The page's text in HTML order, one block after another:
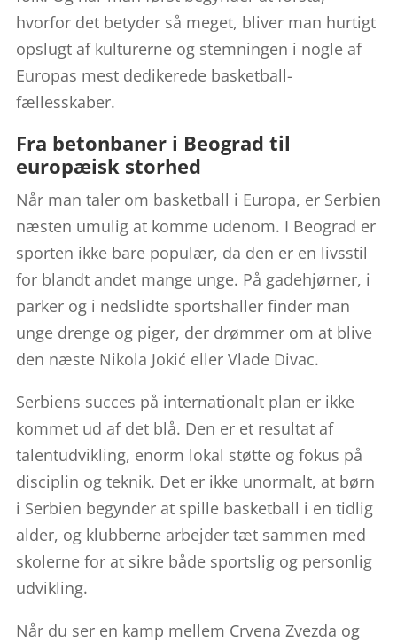
hvorfor det betyder så meget, bliver man hurtigt
opslugt af kulturerne og stemningen i nogle af
Europas mest dedikerede basketball-
fællesskaber.
Fra betonbaner i Beograd til
europæisk storhed
Når man taler om basketball i Europa, er Serbien
næsten umulig at komme udenom. I Beograd er
sporten ikke bare populær, da den er en livsstil
for blandt andet mange unge. På gadehjørner, i
parker og i nedslidte sportshaller finder man
unge drenge og piger, der drømmer om at blive
den næste Nikola Jokić eller Vlade Divac.
Serbiens succes på internationalt plan er ikke
kommet ud af det blå. Den er et resultat af
talentudvikling, enorm lokal støtte og fokus på
disciplin og teknik. Det er ikke unormalt, at børn
i Serbien begynder at spille basketball i en tidlig
alder, og klubberne arbejder tæt sammen med
skolerne for at sikre både sportslig og personlig
udvikling.
Når du ser en kamp mellem Crvena Zvezda og